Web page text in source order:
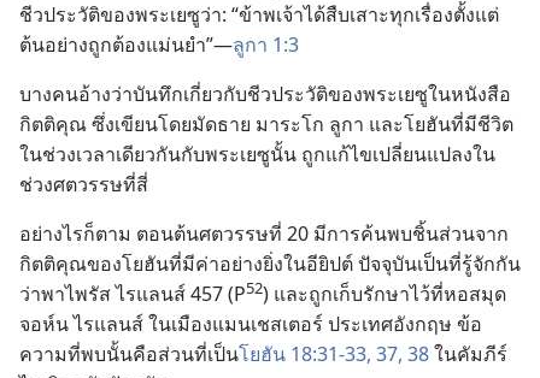
ชีวประวัติ​ของ​พระ​เยซู​ว่า: “ข้าพเจ้า​ได้​สืบ​เสาะ​ทุก​เรื่อง​ตั้ง​แต่​
ต้น​อย่าง​ถูก​ต้อง​แม่นยำ”—ลูกา 1:3
บาง​คน​อ้าง​ว่า​บันทึก​เกี่ยว​กับ​ชีวประวัติ​ของ​พระ​เยซู​ใน​หนังสือ​
กิตติคุณ ซึ่ง​เขียน​โดย​มัดธาย มาระโก ลูกา และ​โยฮัน​ที่​มี​ชีวิต​
ใน​ช่วง​เวลา​เดียว​กัน​กับ​พระ​เยซู​นั้น ถูก​แก้ไข​เปลี่ยน​แปลง​ใน​
ช่วง​ศตวรรษ​ที่​สี่
อย่าง​ไร​ก็​ตาม ตอน​ต้น​ศตวรรษ​ที่ 20 มี​การ​ค้น​พบ​ชิ้น​ส่วน​จาก​
กิตติคุณ​ของ​โยฮัน​ที่​มี​ค่า​อย่าง​ยิ่ง​ใน​อียิปต์ ปัจจุบัน​เป็น​ที่​รู้​จัก​กัน​
ว่า​พาไพรัส ไร​แลนส์ 457 (P​52) และ​ถูก​เก็บ​รักษา​ไว้​ที่​หอ​สมุด​
จอห์น ไร​แลนส์ ใน​เมือง​แมนเชสเตอร์ ประเทศ​อังกฤษ ข้อ​
ความ​ที่​พบ​นั้น​คือ​ส่วน​ที่​เป็น​โยฮัน 18:31-33, 37, 38ใน​คัมภีร์​